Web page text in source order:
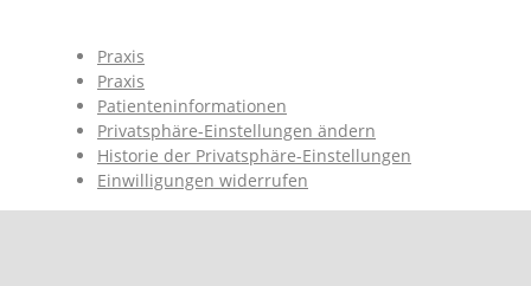
Praxis
Praxis
Patienteninformationen
Privatsphäre-Einstellungen ändern
Historie der Privatsphäre-Einstellungen
Einwilligungen widerrufen